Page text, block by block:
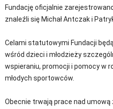
Fundację oficjalnie
znaleźli się Michał Antczak i
Celami statutowymi Fundacji
wśród dzieci i młodzieży
wspieraniu, promocji i pomocy w
młodych sportowców.
Obecnie trwają prace nad umową